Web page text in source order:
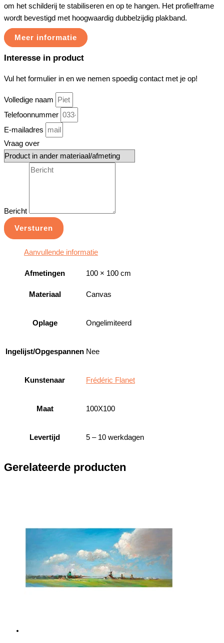
om het schilderij te stabiliseren en op te hangen. Het profielframe
wordt bevestigd met hoogwaardig dubbelzijdig plakband.
Meer informatie
Interesse in product
Vul het formulier in en we nemen spoedig contact met je op!
Volledige naam
Telefoonnummer
E-mailadres
Vraag over
Bericht
Versturen
Aanvullende informatie
Afmetingen 100 × 100 cm
Materiaal Canvas
Oplage Ongelimiteerd
Ingelijst/Opgespannen Nee
Kunstenaar Frédéric Flanet
Maat 100X100
Levertijd 5 – 10 werkdagen
Gerelateerde producten